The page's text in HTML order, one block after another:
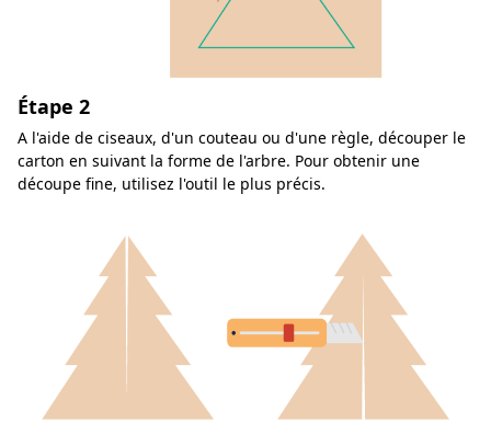
Étape 2
A l'aide de ciseaux, d'un couteau ou d'une règle, découper le
carton en suivant la forme de l'arbre. Pour obtenir une
découpe fine, utilisez l'outil le plus précis.